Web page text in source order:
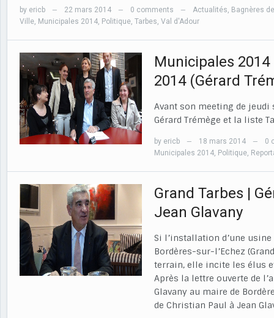
by ericb — 22 mars 2014 — 0 comments — Actualités, Bagnères
Ville, Municipales 2014, Politique, Tarbes, Val d'Adour
Municipales
2014 (Gérard
Avant son meeting de
Gérard Trémège et la liste
by ericb — 18 mars 2014 —
0
Municipales 2014, Politique,
Grand Tarbes |
Jean Glavany
Si l’installation d’une
Bordères-sur-l’Echez
terrain, elle incite les élus
Après la lettre ouverte de
Glavany au maire de
de Christian Paul à Jean